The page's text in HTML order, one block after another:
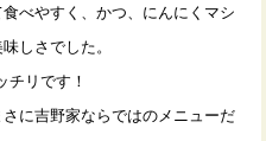
べやすく、かつ、にんにくマシ
しさでした。
チリです！
に吉野家ならではのメニューだ